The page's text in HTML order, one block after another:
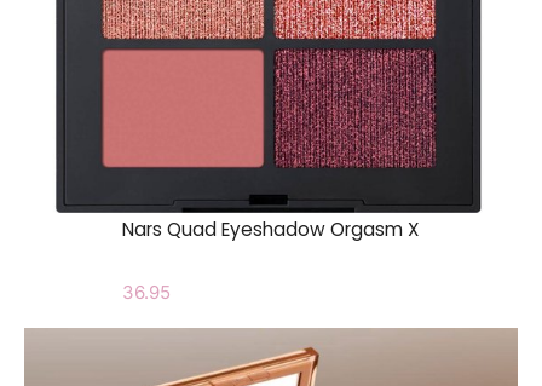
Nars Quad Eyeshadow Orgasm X
36.95